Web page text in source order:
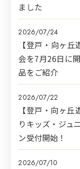
ました
2026/07/24
【登戸・向ヶ
会を7月26日に
品をご紹介
2026/07/22
【登戸・向ヶ
りキッズ・ジュ
ン受付開始！
2026/07/10